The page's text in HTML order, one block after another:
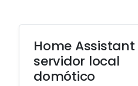
Home Assistant
servidor local
domótico